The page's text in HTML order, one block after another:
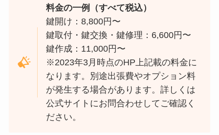
料金の一例（すべて税込）
鍵開け：8,800円〜
鍵取付・鍵交換・鍵修理：6,600円〜
鍵作成：11,000円〜
※2023年3月時点のHP上記載の料金に
なります。別途出張費やオプション料
が発生する場合があります。詳しくは
公式サイトにお問合わせしてご確認く
ださい。